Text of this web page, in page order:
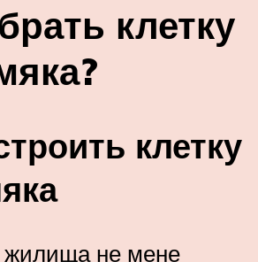
клетку
клетку
жилища не мене